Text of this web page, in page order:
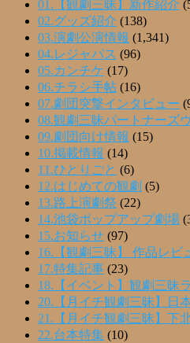
01.【観劇三昧】新作紹介
02.グッズ紹介 (138)
03.演劇公演情報 (1,341)
04.レジャパス (96)
05.カンチケ (17)
06.チラシ手帖 (16)
07.劇団突撃インタビュー
08.観劇三昧パートナーズ
09.劇団向け情報 (15)
10.掲載情報 (14)
11.ひとりごと (6)
12.はじめての観劇 (5)
13.路上演劇祭 (22)
14.池袋ポップアップ劇場
15.お知らせ (97)
16.【観劇三昧】 作品レビ
17.特集記事 (23)
18.【イベント】観劇三昧
20.【月イチ観劇三昧】日
21.【月イチ観劇三昧】下
22.台本特集 (10)